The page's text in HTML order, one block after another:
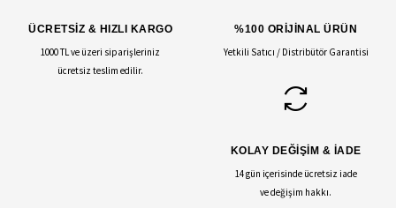
ÜCRETSİZ & HIZLI KARGO
1000 TL ve üzeri siparişleriniz
ücretsiz teslim edilir.
%100 ORİJİNAL ÜRÜN
Yetkili Satıcı / Distribütör Garantisi
KOLAY DEĞİŞİM & İADE
14 gün içerisinde ücretsiz iade
ve değişim hakkı.